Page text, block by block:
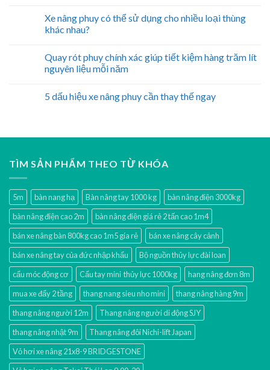
Xe nâng phuy có thể sử dụng cho nhiều loại thùng
khác nhau?
Quay rót phuy chính xác giúp tiết kiệm hàng trăm lít
nguyên liệu mỗi năm
5 dấu hiệu xe nâng phuy cần thay thế ngay
TÌM SẢN PHẨM THEO TỪ KHÓA
5m bàn nang hạ Bàn nâng tay 1000 kg
bàn nâng điện 3000kg
bàn nâng điện cao 2m
bàn nâng điện giá rẻ 2 tấn cao 1m4
bán xe nâng bàn 800kg cao 1m5 gía rẻ
bán xe nâng cây cảnh
bán xe nâng tay của đức nhập khẩu
Bộ nguồn thủy lực đài loan
cẩu móc động cơ
Cẩu tay mini thủy lực 1000kg
hang nâng đơn 8m
mua xe đẩy 2 tầng
thang nang sieu nho mini
thang nâng hàng 9m
thang nâng người 12m
Thang nâng người di động SJY
thang nâng nhật 9m
Thang nâng đôi Nichi-lift Japan
Vỏ hơi xe nâng 21x8-9 BRIDGESTONE